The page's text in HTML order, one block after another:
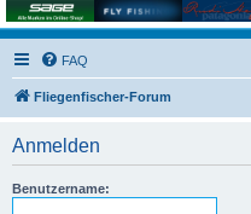
FAQ
Fliegenfischer-Forum
Anmelden
Benutzername: